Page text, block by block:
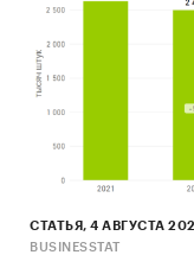
СТАТЬЯ, 4 АВГУСТА
BUSINESSTAT